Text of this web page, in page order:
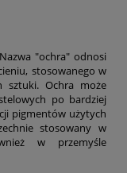
"ochra" odnosi
stosowanego w
sztuki. Ochra może
po bardziej
pigmentów użytych
stosowany w
w przemyśle